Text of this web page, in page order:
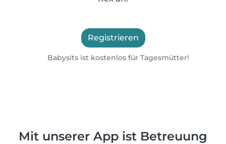
Registrieren
Babysits ist kostenlos für Tagesmütter!
Mit unserer App ist Betreuung